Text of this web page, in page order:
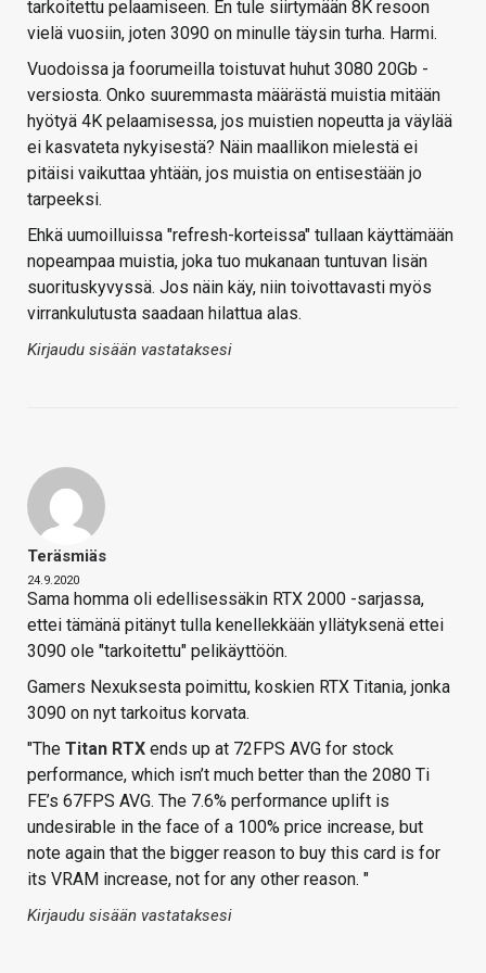
tarkoitettu pelaamiseen. En tule siirtymään 8K resoon
vielä vuosiin, joten 3090 on minulle täysin turha. Harmi.
Vuodoissa ja foorumeilla toistuvat huhut 3080 20Gb -
versiosta. Onko suuremmasta määrästä muistia mitään
hyötyä 4K pelaamisessa, jos muistien nopeutta ja väylää
ei kasvateta nykyisestä? Näin maallikon mielestä ei
pitäisi vaikuttaa yhtään, jos muistia on entisestään jo
tarpeeksi.
Ehkä uumoilluissa "refresh-korteissa" tullaan käyttämään
nopeampaa muistia, joka tuo mukanaan tuntuvan lisän
suorituskyvyssä. Jos näin käy, niin toivottavasti myös
virrankulutusta saadaan hilattua alas.
Kirjaudu sisään vastataksesi
Teräsmiäs
24.9.2020
Sama homma oli edellisessäkin RTX 2000 -sarjassa,
ettei tämänä pitänyt tulla kenellekkään yllätyksenä ettei
3090 ole "tarkoitettu" pelikäyttöön.
Gamers Nexuksesta poimittu, koskien RTX Titania, jonka
3090 on nyt tarkoitus korvata.
"The Titan RTX ends up at 72FPS AVG for stock
performance, which isn’t much better than the 2080 Ti
FE’s 67FPS AVG. The 7.6% performance uplift is
undesirable in the face of a 100% price increase, but
note again that the bigger reason to buy this card is for
its VRAM increase, not for any other reason. "
Kirjaudu sisään vastataksesi